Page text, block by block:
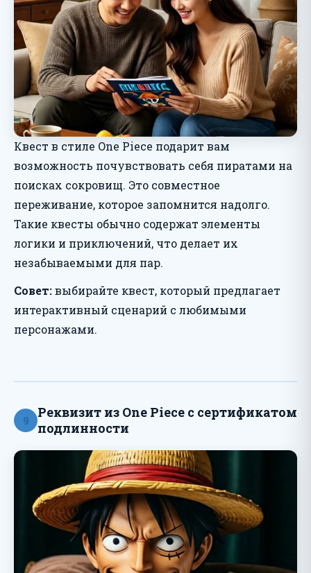
Квест в стиле One Piece подарит вам
возможность почувствовать себя пиратами на
поисках сокровищ. Это совместное
переживание, которое запомнится надолго.
Такие квесты обычно содержат элементы
логики и приключений, что делает их
незабываемыми для пар.
Совет:выбирайте квест, который предлагает
интерактивный сценарий с любимыми
персонажами.
9
Реквизит из One Piece с сертификатом
подлинности